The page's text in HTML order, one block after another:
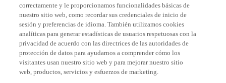
correctamente y le proporcionamos funcionalidades básicas de
nuestro sitio web, como recordar sus credenciales de inicio de
sesión y preferencias de idioma. También utilizamos cookies
analíticas para generar estadísticas de usuarios respetuosas con la
privacidad de acuerdo con las directrices de las autoridades de
protección de datos para ayudarnos a comprender cómo los
visitantes usan nuestro sitio web y para mejorar nuestro sitio
web, productos, servicios y esfuerzos de marketing.